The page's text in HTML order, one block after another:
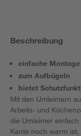
Beschreibung
einfache Montage
zum Aufbügeln
bietet
Mit den Umleimern
Arbeits- und
die Umleimer
Kante noch warm